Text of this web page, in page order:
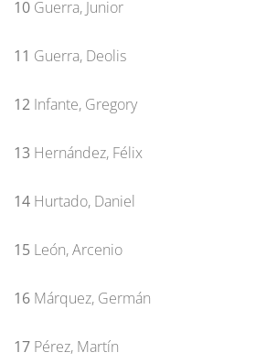
10 Guerra, Junior
11 Guerra, Deolis
12 Infante, Gregory
13 Hernández, Félix
14 Hurtado, Daniel
15 León, Arcenio
16 Márquez, Germán
17 Pérez, Martín